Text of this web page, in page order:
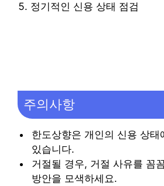
정기적인 신용 상태 점검
주의사항
한도상향은 개인의 신용 상태
있습니다.
거절될 경우, 거절 사유를 꼼
방안을 모색하세요.